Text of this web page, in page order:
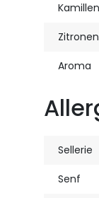
Aroma
Sellerie
Senf